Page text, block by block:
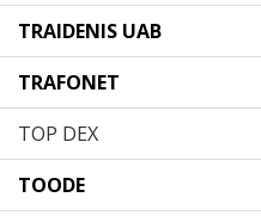
TRAIDENIS UAB
TRAFONET
TOP DEX
TOODE